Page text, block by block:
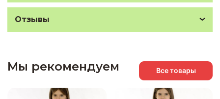
Отзывы
Мы рекомендуем Все товары